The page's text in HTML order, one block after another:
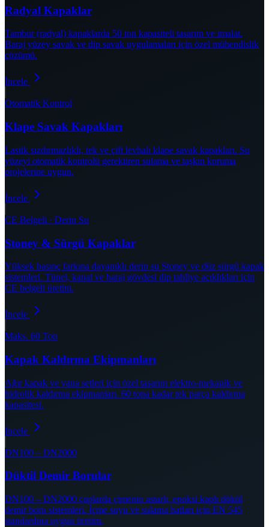
Radyal Kapaklar
Tambur (radyal) kapaklarda 50 ton kapasiteli tasarım ve imalat.
Baraj yüzey savak ve dip savak uygulamaları için özel mühendislik
çözümü.
İncele
Otomatik Kontrol
Klape Savak Kapakları
Lastik sızdırmazlıklı, tek ve çift levhalı klape savak kapakları. Su
yüzeyi otomatik kontrolü gerektiren sulama ve taşkın koruma
projelerine uygun.
İncele
CE Belgeli · Derin Su
Stoney & Sürgü Kapaklar
Yüksek basınç farkına dayanıklı derin su Stoney ve düz sürgü kapak
sistemleri. Tünel, kanal ve baraj gövdesi dip tahliye açıklıkları için
CE belgeli üretim.
İncele
Maks. 60 Ton
Kapak Kaldırma Ekipmanları
Ağır kapak ve vana setleri için özel tasarım elektro-mekanik ve
hidrolik kaldırma ekipmanları. 60 tona kadar tek parça kaldırma
kapasitesi.
İncele
DN100 – DN2000
Düktil Demir Borular
DN100 – DN2000 çaplarda çimento astarlı, epoksi kaplı düktil
demir boru sistemleri. İçme suyu ve sulama hatları için EN 545
standardına uygun üretim.